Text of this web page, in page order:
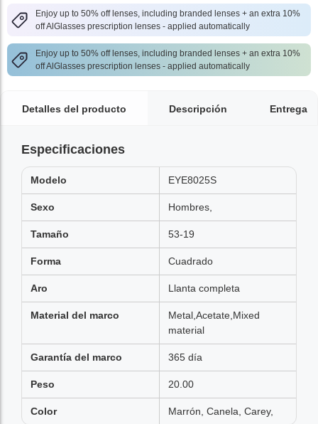
Enjoy up to 50% off lenses, including branded lenses + an extra 10%
off AlGlasses prescription lenses - applied automatically
Enjoy up to 50% off lenses, including branded lenses + an extra 10%
off AlGlasses prescription lenses - applied automatically
Detalles del producto Descripción Entrega
Especificaciones
Modelo EYE8025S
Sexo Hombres,
Tamaño 53-19
Forma Cuadrado
Aro Llanta completa
Material del marco
Metal,Acetate,Mixed
material
Garantía del marco 365 día
Peso 20.00
Color Marrón, Canela, Carey,